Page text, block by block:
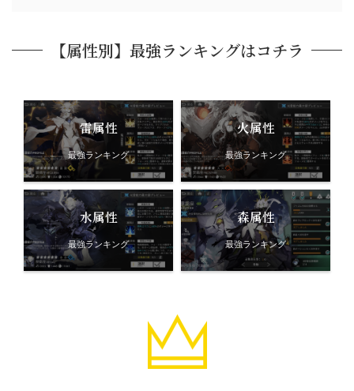
【属性別】最強ランキングはコチラ
雷属性
最強ランキング
火属性
最強ランキング
水属性
最強ランキング
森属性
最強ランキング